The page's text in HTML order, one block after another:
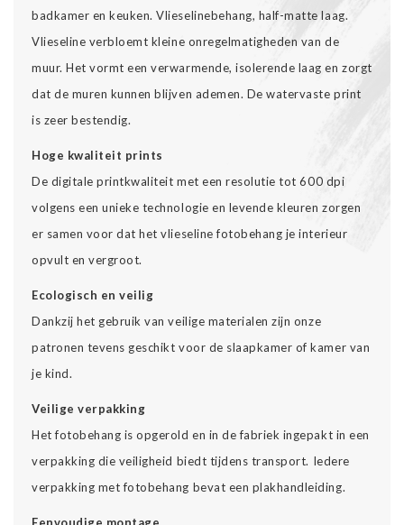
badkamer en keuken. Vlieselinebehang, half-matte laag.
Vlieseline verbloemt kleine onregelmatigheden van de
muur. Het vormt een verwarmende, isolerende laag en zorgt
dat de muren kunnen blijven ademen. De watervaste print
is zeer bestendig.
Hoge kwaliteit prints
De digitale printkwaliteit met een resolutie tot 600 dpi
volgens een unieke technologie en levende kleuren zorgen
er samen voor dat het vlieseline fotobehang je interieur
opvult en vergroot.
Ecologisch en veilig
Dankzij het gebruik van veilige materialen zijn onze
patronen tevens geschikt voor de slaapkamer of kamer van
je kind.
Veilige verpakking
Het fotobehang is opgerold en in de fabriek ingepakt in een
verpakking die veiligheid biedt tijdens transport. Iedere
verpakking met fotobehang bevat een plakhandleiding.
Eenvoudige montage